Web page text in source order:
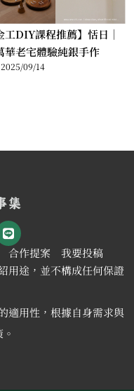
工DIY課程推薦】恬日｜
華老宅體驗純銀手作
2025/09/14
合作提案
我要投稿
用途，並不構成任何保證
適用性，根據自身需求與